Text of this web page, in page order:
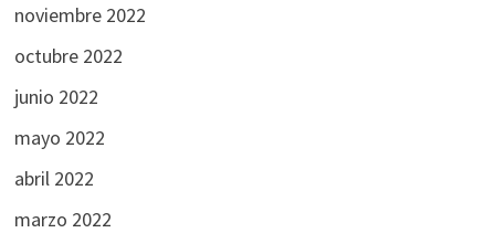
noviembre 2022
octubre 2022
junio 2022
mayo 2022
abril 2022
marzo 2022